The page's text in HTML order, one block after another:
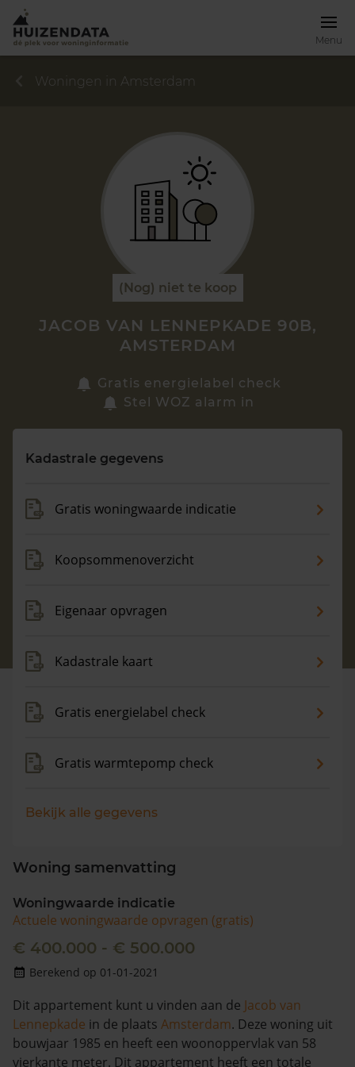
Menu
Vragen? Neem contact met ons op
088 220 4200
Woningen in Amsterdam
(Nog) niet te koop
JACOB VAN LENNEPKADE 90B,
AMSTERDAM
Gratis energielabel check
Stel WOZ alarm in
Kadastrale gegevens
Gratis woningwaarde indicatie
Koopsommenoverzicht
Eigenaar opvragen
Kadastrale kaart
Gratis energielabel check
Gratis warmtepomp check
Bekijk alle gegevens
Woning samenvatting
Woningwaarde indicatie
Actuele woningwaarde opvragen (gratis)
€ 400.000 - € 500.000
Berekend op 01-01-2021
Dit appartement kunt u vinden aan de Jacob van
Lennepkade in de plaats Amsterdam. Deze woning uit
bouwjaar 1985 en heeft een woonoppervlak van 58
vierkante meter. Dit appartement heeft een totale